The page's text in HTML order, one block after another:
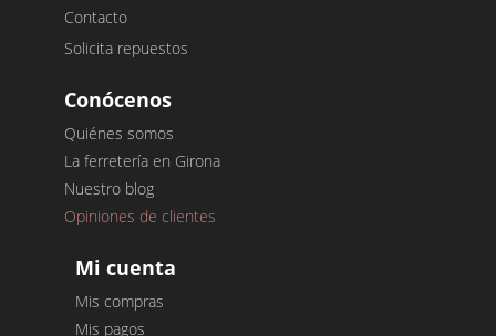
Contacto
Solicita repuestos
Conócenos
Quiénes somos
La ferretería en Girona
Nuestro blog
Opiniones de clientes
Mi cuenta
Mis compras
Mis pagos